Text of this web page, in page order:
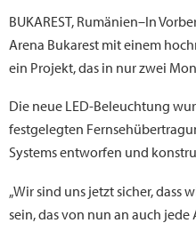
BUKAREST, Rumänien–In
Arena Bukarest mit einem
ein Projekt, das in nur zwei
Die neue LED-Beleuchtung
festgelegten
Systems entworfen und
„Wir sind uns jetzt sicher, dass
sein, das von nun an auch